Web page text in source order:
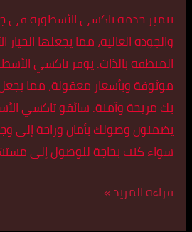
تتميز خدمة تاكسي الأسطورة في
والجودة العالية، مما يجعلها
المنطقة بالذات. يوفر تاكسي
موثوقة وبأسعار معقولة، مما
بك مريحة وآمنة. سائقو تاكسي
يضمنون وصولك بأمان وراحة إلى
سواء كنت بحاجة للوصول إلى
قراءة المزيد »